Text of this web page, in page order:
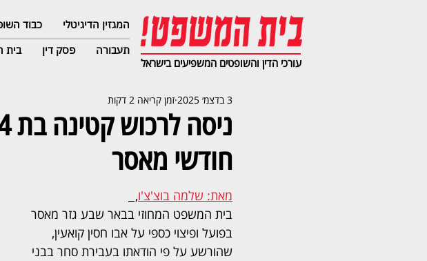
המגזין הדיגיטלי כבוד
תעבורה
פסק דין בית
עורכי הדין והשופטים המשפיעים בישראל
חודשי מאסר
3 בדצמ׳ 2025 זמן קריאה 2 דקות
מאת: שלמה בוצ'צ'ו,
בית המשפט המחוזי בבאר שבע גזר מאסר
בפועל ופיצוי כספי על אבו חסין קואעין,
שהורשע על פי הודאתו בעבירת סחר בבני